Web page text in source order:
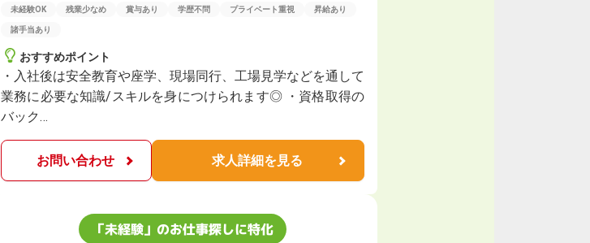
未経験OK 残業少なめ 賞与あり 学歴不問 プライベート重視 昇給あり
諸手当あり
おすすめポイント
・入社後は安全教育や座学、現場同行、工場見学などを通して
業務に必要な知識/スキルを身につけられます◎ ・資格取得の
バック…
お問い合わせ 求人詳細を見る
「未経験」のお仕事探しに特化